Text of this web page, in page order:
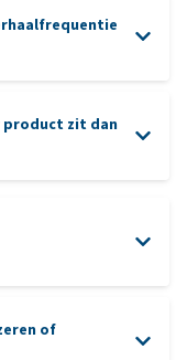
onze
product zit dan
of